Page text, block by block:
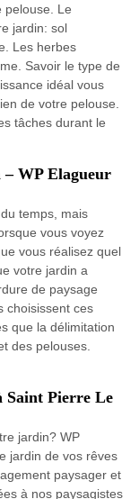
pelouse. Le
jardin: sol
Les herbes
Savoir le type de
idéal vous
de votre pelouse.
tâches durant le
– WP Elagueur
temps, mais
vous voyez
vous réalisez quel
votre jardin a
de paysage
choisissent ces
que la délimitation
des pelouses.
Saint Pierre Le
jardin? WP
jardin de vos rêves
paysager et
à nos paysagistes